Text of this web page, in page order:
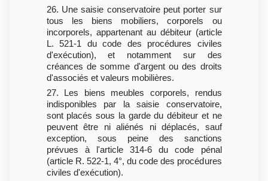
26. Une saisie conservatoire peut porter sur
tous les biens mobiliers, corporels ou
incorporels, appartenant au débiteur (article
L. 521-1 du code des procédures civiles
d'exécution), et notamment sur des
créances de somme d'argent ou des droits
d'associés et valeurs mobilières.
27. Les biens meubles corporels, rendus
indisponibles par la saisie conservatoire,
sont placés sous la garde du débiteur et ne
peuvent être ni aliénés ni déplacés, sauf
exception, sous peine des sanctions
prévues à l'article 314-6 du code pénal
(article R. 522-1, 4°, du code des procédures
civiles d'exécution).